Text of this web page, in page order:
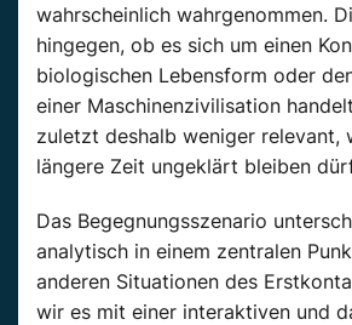
wahrscheinlich wahrgenommen.
hingegen, ob es sich um einen
biologischen Lebensform oder
einer Maschinenzivilisation
zuletzt deshalb weniger relevant,
längere Zeit ungeklärt bleiben
Das Begegnungsszenario
analytisch in einem zentralen
anderen Situationen des
wir es mit einer interaktiven und